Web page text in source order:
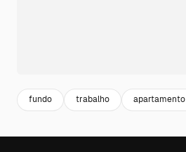
fundo trabalho apartamento